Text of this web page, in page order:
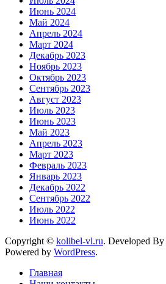
Июнь 2024
Май 2024
Апрель 2024
Март 2024
Декабрь 2023
Ноябрь 2023
Октябрь 2023
Сентябрь 2023
Август 2023
Июль 2023
Июнь 2023
Май 2023
Апрель 2023
Март 2023
Февраль 2023
Январь 2023
Декабрь 2022
Сентябрь 2022
Июль 2022
Июнь 2022
Copyright © kolibel-vl.ru. Developed By
Powered by WordPress.
Главная